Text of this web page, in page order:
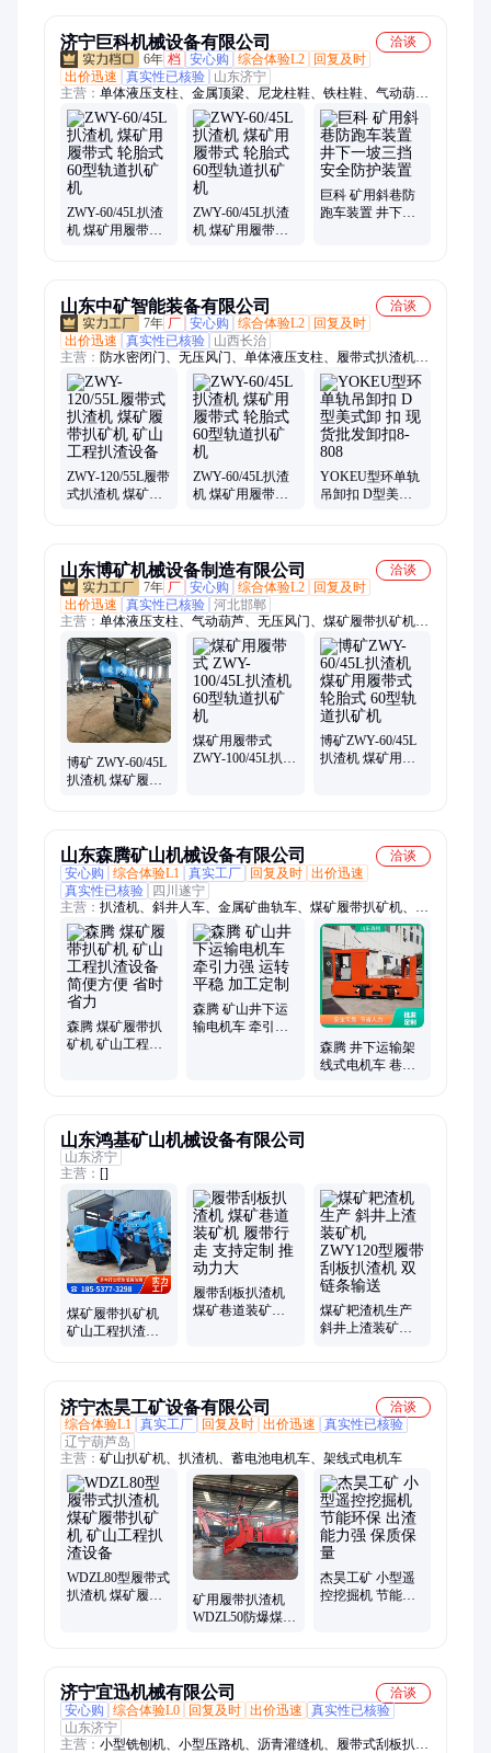
济宁巨科机械设备有限公司
洽谈
6年 档 安心购 综合体验L2
回复及时
出价迅速
真实性已核验
山东济宁
主营： 单体液压支柱、金属顶梁、尼龙柱鞋、铁柱鞋、气动葫
芦、除铁器、防跑车装置、玻璃钢支柱、锚杆、U型钢支架、隔
爆水袋、电缆挂钩、道岔、马丽散、无压风门、防水密闭门、避
难硐室门、防火栅栏门、风筒、圆环链、三环链、连接环、阻车
器、矿车、平板车
ZWY-60/45L扒渣
机 煤矿用履带式
ZWY-60/45L扒渣
机 煤矿用履带式
巨科 矿用斜巷防
跑车装置 井下一
山东中矿智能装备有限公司
洽谈
7年 厂 安心购 综合体验L2
回复及时
出价迅速
真实性已核验
山西长治
主营： 防水密闭门、无压风门、单体液压支柱、履带式扒渣机、
油枕木、刮板机配件、双速绞车、隔膜泵、耙斗装岩机、风筒、
压风自救装置、圆环链、金属顶梁、电机车、调度绞车、尼龙柱
鞋、液力耦合器、托辊、翻斗式矿车、回柱绞车、风门、耙矿绞
车、气动葫芦、隔爆水袋、给煤机
ZWY-120/55L履带
式扒渣机 煤矿履
ZWY-60/45L扒渣
机 煤矿用履带式
YOKEU型环单轨
吊卸扣 D型美式
山东博矿机械设备制造有限公司
洽谈
7年 厂 安心购 综合体验L2
回复及时
出价迅速
真实性已核验 河北邯郸
主营： 单体液压支柱、气动葫芦、无压风门、煤矿履带扒矿机、
防水密闭门、防火栅栏门、避难硐室门、金属顶梁、扒渣机、托
辊、刮板机整机、刮板、单开道岔、阀柱试验台、拆柱机、跑车
防护装置、耙斗装岩机、矿车、风机、电机车、电子围栏、临时
支护装置、U型钢支架、耙矿绞车、矿灯充电柜
博矿 ZWY-60/45L
扒渣机 煤矿履带
煤矿用履带式
ZWY-100/45L扒渣
博矿ZWY-60/45L
扒渣机 煤矿用履
山东森腾矿山机械设备有限公司
洽谈
安心购
综合体验L1 真实工厂 回复及时 出价迅速
真实性已核验
四川遂宁
主营： 扒渣机、斜井人车、金属矿曲轨车、煤矿履带扒矿机、人
员输送设备、矿用侧卸式矿车、矿用电机车、翻斗式矿车、矿用
自卸车、矿用装岩机、矿用蓄电池电机车、矿用装载机、矿用耙
斗装岩机、矿用巷道修复机、矿用架线电机车
森腾 煤矿履带扒
矿机 矿山工程扒
森腾 矿山井下运
输电机车 牵引力
森腾 井下运输架
线式电机车 巷道
山东鸿基矿山机械设备有限公司
山东济宁
主营： []
煤矿履带扒矿机
矿山工程扒渣设
履带刮板扒渣机
煤矿巷道装矿机
煤矿耙渣机生产
斜井上渣装矿机
济宁杰昊工矿设备有限公司
洽谈
综合体验L1 真实工厂 回复及时 出价迅速
真实性已核验
辽宁葫芦岛
主营： 矿山扒矿机、扒渣机、蓄电池电机车、架线式电机车
WDZL80型履带式
扒渣机 煤矿履带
矿用履带扒渣机
WDZL50防爆煤矿
杰昊工矿 小型遥
控挖掘机 节能环
济宁宜迅机械有限公司
洽谈
安心购
综合体验L0 回复及时 出价迅速
真实性已核验
山东济宁
主营： 小型铣刨机、小型压路机、沥青灌缝机、履带式刮板扒渣